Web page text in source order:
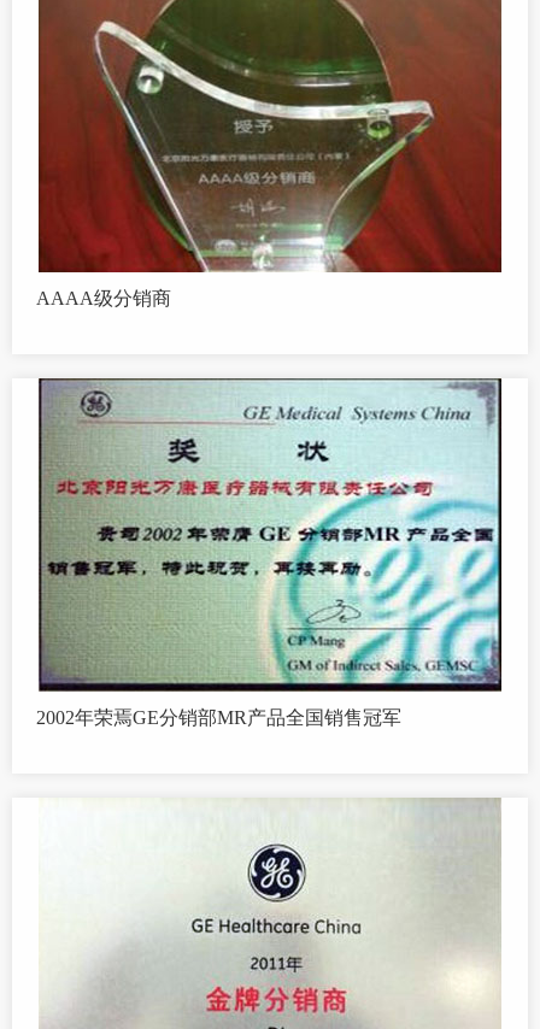
AAAA级分销商
2002年荣焉GE分销部MR产品全国销售冠军